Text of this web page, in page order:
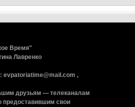
Время"
Лавренко
evpatoriatime@mail.com ,
друзьям — телеканалам
предоставившим свои